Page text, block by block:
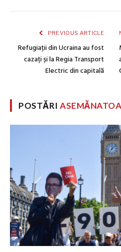
PREVIOUS ARTICLE
Refugiații din Ucraina au fost
cazați și la Regia Transport
Electric din capitală
POSTĂRI